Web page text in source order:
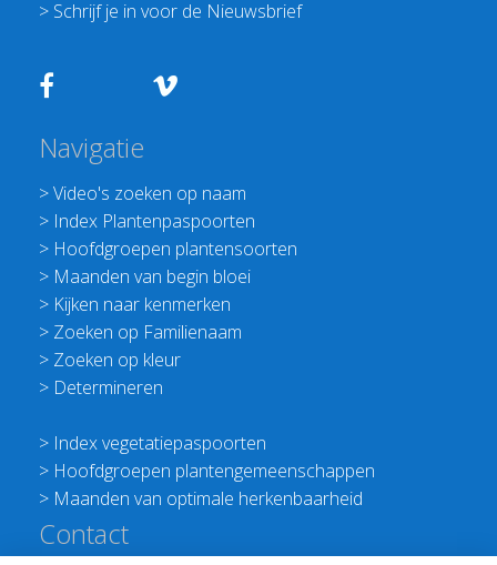
> Schrijf je in voor de Nieuwsbrief
Navigatie
>Video's zoeken op naam
> Index Plantenpaspoorten
> Hoofdgroepen plantensoorten
> Maanden van begin bloei
> Kijken naar kenmerken
> Zoeken op Familienaam
> Zoeken op kleur
> Determineren
> Index vegetatiepaspoorten
> Hoofdgroepen plantengemeenschappen
> Maanden van optimale herkenbaarheid
Contact